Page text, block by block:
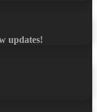
updates!